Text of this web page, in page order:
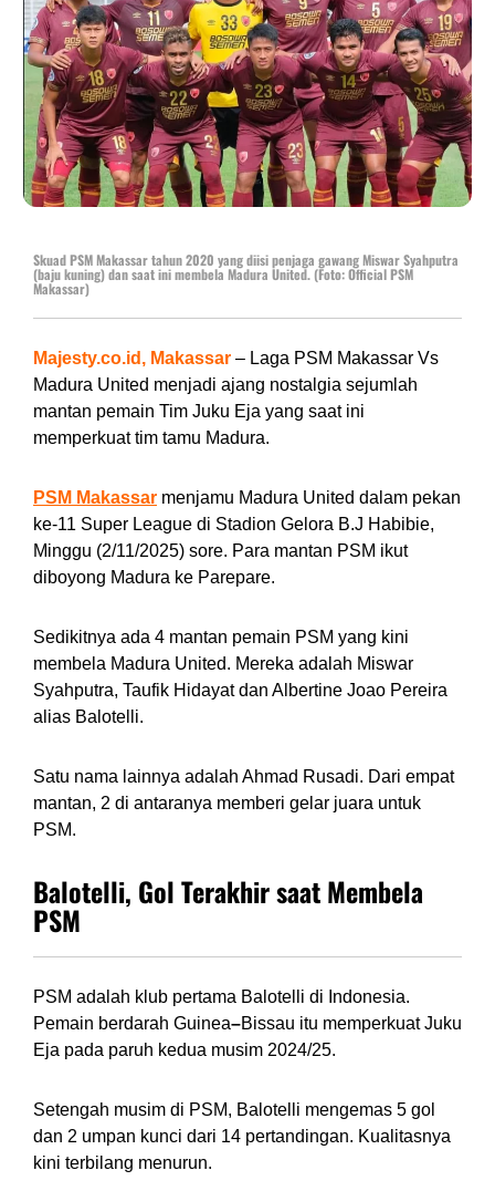
Skuad PSM Makassar tahun 2020 yang diisi penjaga gawang Miswar Syahputra
(baju kuning) dan saat ini membela Madura United. (Foto: Official PSM
Makassar)
Majesty.co.id, Makassar – Laga PSM Makassar Vs
Madura United menjadi ajang nostalgia sejumlah
mantan pemain Tim Juku Eja yang saat ini
memperkuat tim tamu Madura.
PSM Makassar menjamu Madura United dalam pekan
ke-11 Super League di Stadion Gelora B.J Habibie,
Minggu (2/11/2025) sore. Para mantan PSM ikut
diboyong Madura ke Parepare.
Sedikitnya ada 4 mantan pemain PSM yang kini
membela Madura United. Mereka adalah Miswar
Syahputra, Taufik Hidayat dan Albertine Joao Pereira
alias Balotelli.
Satu nama lainnya adalah Ahmad Rusadi. Dari empat
mantan, 2 di antaranya memberi gelar juara untuk
PSM.
Balotelli, Gol Terakhir saat Membela
PSM
PSM adalah klub pertama Balotelli di Indonesia.
Pemain berdarah Guinea–Bissau itu memperkuat Juku
Eja pada paruh kedua musim 2024/25.
Setengah musim di PSM, Balotelli mengemas 5 gol
dan 2 umpan kunci dari 14 pertandingan. Kualitasnya
kini terbilang menurun.